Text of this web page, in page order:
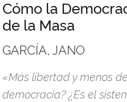
Cómo la
de la Masa
GARCÍA, JANO
«Más libertad y menos
democracia? ¿Es el